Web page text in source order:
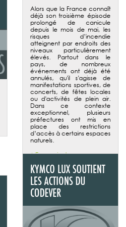
Alors que la France connaît
déjà son troisième épisode
prolongé de canicule
depuis le mois de mai, les
risques d’incendie
atteignent par endroits des
niveaux particulièrement
élevés. Partout dans le
pays, de nombreux
événements ont déjà été
annulés, qu'il s'agisse de
manifestations sportives, de
concerts, de fêtes locales
ou d'activités de plein air.
Dans ce contexte
exceptionnel, plusieurs
préfectures ont mis en
place des restrictions
d’accès à certains espaces
naturels.
+ En savoir plus
KYMCO LUX SOUTIENT
LES ACTIONS DU
CODEVER